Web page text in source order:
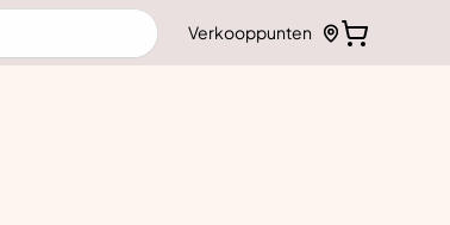
Verkooppunten